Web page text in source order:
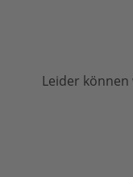
Leider